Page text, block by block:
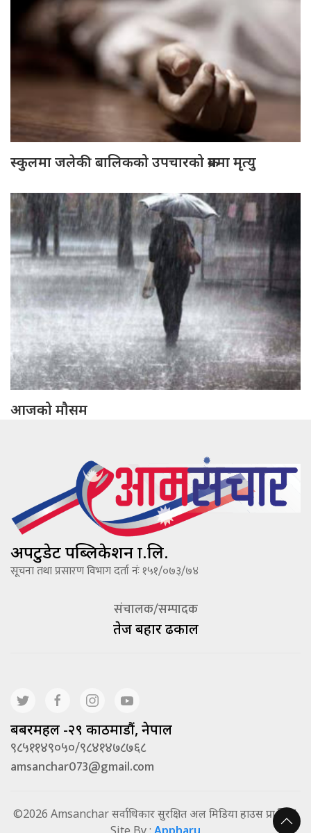
स्कुलमा जलेकी बालिकको उपचारको क्रममा मृत्यु
आजको मौसम
अपटुडेट पब्लिकेशन प्रा.लि.
सूचना तथा प्रसारण विभाग दर्ता नंः १५१/०७३/७४
संचालक/सम्पादक
तेज बहादूर ढकाल
बबरमहल -२९ काठमाडौं, नेपाल
९८५११४९०५०/९८४१४७८७६८
amsanchar073@gmail.com
©2026 Amsanchar सर्वाधिकार सुरक्षित अल मिडिया हाउस प्रा.लि. |